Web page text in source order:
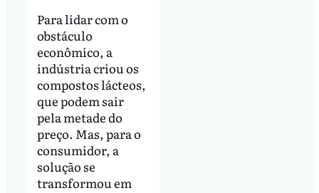
Para lidar com o
obstáculo
econômico, a
indústria criou os
compostos lácteos,
que podem sair
pela metade do
preço. Mas, para o
consumidor, a
solução se
transformou em